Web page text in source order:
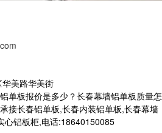
美路华美街
单板报价是多少？长春幕墙铝单板质量怎
接长春铝单板,长春内装铝单板,长春幕墙
心铝板柜,电话:18640150085